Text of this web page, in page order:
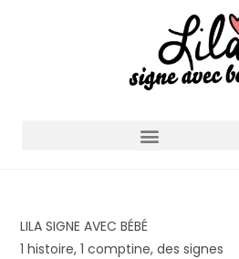
LILA SIGNE AVEC BÉBÉ
1 histoire, 1 comptine, des signes